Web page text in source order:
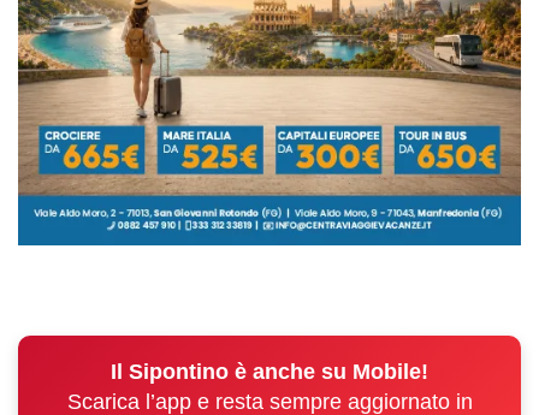
Il Sipontino è anche su Mobile!
Scarica l’app e resta sempre aggiornato in